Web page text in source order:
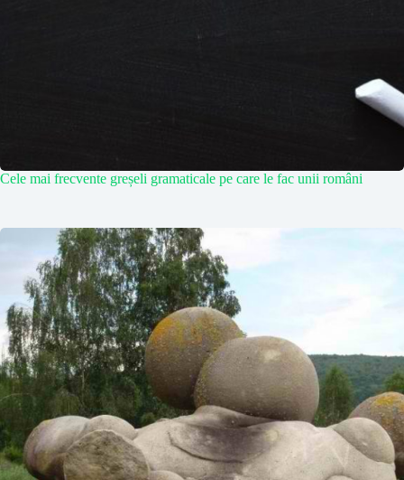
Cele mai frecvente greșeli gramaticale pe care le fac unii români